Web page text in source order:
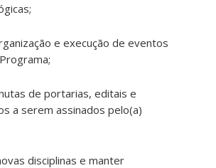
e execução de eventos
de portarias, editais e
a serem assinados pelo(a)
disciplinas e manter